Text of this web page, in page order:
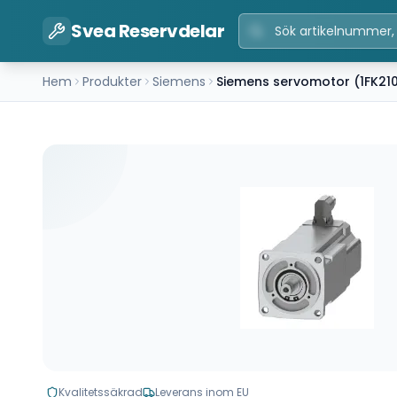
Svea Reservdelar
Hem Produkter Siemens Siemens servomotor
Kvalitetssäkrad Leverans inom EU